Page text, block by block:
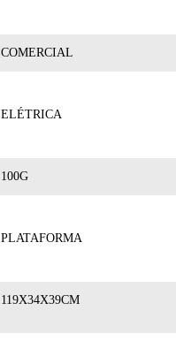
COMERCIAL
ELÉTRICA
100G
PLATAFORMA
119X34X39CM